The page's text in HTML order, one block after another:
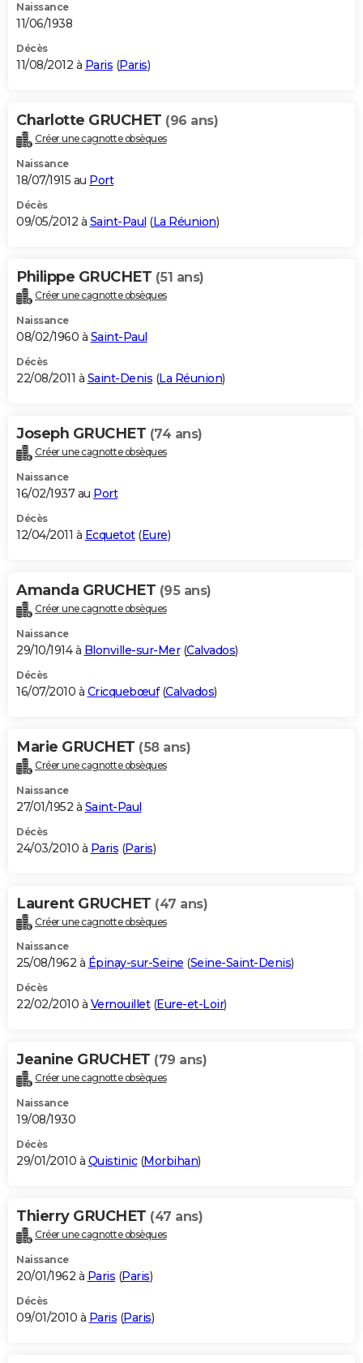
Naissance
11/06/1938
Décès
11/08/2012 à Paris (Paris)
Charlotte GRUCHET (96 ans)
Créer une cagnotte obsèques
Naissance
18/07/1915 au Port
Décès
09/05/2012 à Saint-Paul (La Réunion)
Philippe GRUCHET (51 ans)
Créer une cagnotte obsèques
Naissance
08/02/1960 à Saint-Paul
Décès
22/08/2011 à Saint-Denis (La Réunion)
Joseph GRUCHET (74 ans)
Créer une cagnotte obsèques
Naissance
16/02/1937 au Port
Décès
12/04/2011 à Ecquetot(Eure)
Amanda GRUCHET (95 ans)
Créer une cagnotte obsèques
Naissance
29/10/1914 à Blonville-sur-Mer(Calvados)
Décès
16/07/2010 à Cricquebœuf(Calvados)
Marie GRUCHET (58 ans)
Créer une cagnotte obsèques
Naissance
27/01/1952 à Saint-Paul
Décès
24/03/2010 à Paris (Paris)
Laurent GRUCHET (47 ans)
Créer une cagnotte obsèques
Naissance
25/08/1962 à Épinay-sur-Seine (Seine-Saint-Denis)
Décès
22/02/2010 à Vernouillet(Eure-et-Loir)
Jeanine GRUCHET (79 ans)
Créer une cagnotte obsèques
Naissance
19/08/1930
Décès
29/01/2010 à Quistinic(Morbihan)
Thierry GRUCHET (47 ans)
Créer une cagnotte obsèques
Naissance
20/01/1962 à Paris (Paris)
Décès
09/01/2010 à Paris (Paris)